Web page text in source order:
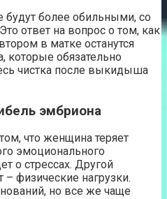
более обильными, со
ответ на вопрос о том, как
в матке останутся
которые обязательно
чистка после выкидыша
эмбриона
что женщина теряет
эмоционального
о стрессах. Другой
– физические нагрузки.
но все же чаще